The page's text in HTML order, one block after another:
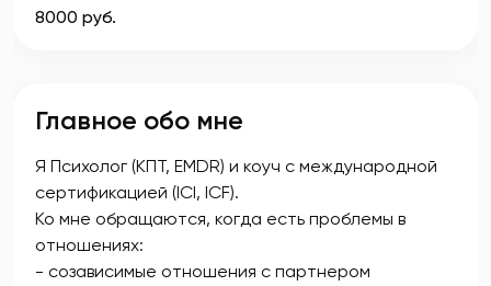
8000 руб.
Главное обо мне
Я Психолог (КПТ, EMDR) и коуч с международной
сертификацией (ICI, ICF).
Ко мне обращаются, когда есть проблемы в
отношениях:
- созависимые отношения с партнером